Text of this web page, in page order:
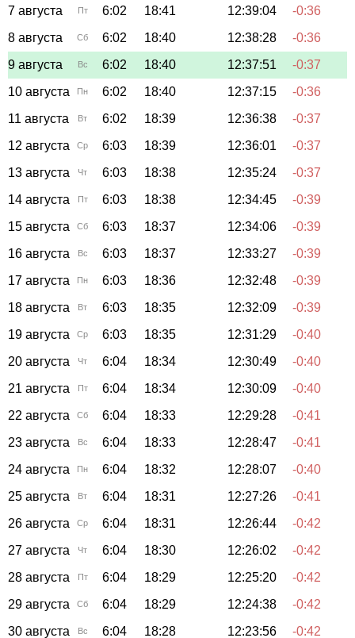
7 августа
Пт 6:02 18:41 12:39:04
-0:36
8 августа
Сб 6:02 18:40 12:38:28
-0:36
9 августа
Вс 6:02 18:40 12:37:51
-0:37
10 августа
Пн 6:02 18:40 12:37:15
-0:36
11 августа
Вт 6:02 18:39 12:36:38
-0:37
12 августа
Ср 6:03 18:39 12:36:01
-0:37
13 августа
Чт 6:03 18:38 12:35:24
-0:37
14 августа
Пт 6:03 18:38 12:34:45
-0:39
15 августа
Сб 6:03 18:37 12:34:06
-0:39
16 августа
Вс 6:03 18:37 12:33:27
-0:39
17 августа
Пн 6:03 18:36 12:32:48
-0:39
18 августа
Вт 6:03 18:35 12:32:09
-0:39
19 августа
Ср 6:03 18:35 12:31:29
-0:40
20 августа
Чт 6:04 18:34 12:30:49
-0:40
21 августа
Пт 6:04 18:34 12:30:09
-0:40
22 августа
Сб 6:04 18:33 12:29:28
-0:41
23 августа
Вс 6:04 18:33 12:28:47
-0:41
24 августа
Пн 6:04 18:32 12:28:07
-0:40
25 августа
Вт 6:04 18:31 12:27:26
-0:41
26 августа
Ср 6:04 18:31 12:26:44
-0:42
27 августа
Чт 6:04 18:30 12:26:02
-0:42
28 августа
Пт 6:04 18:29 12:25:20
-0:42
29 августа
Сб 6:04 18:29 12:24:38
-0:42
30 августа
Вс 6:04 18:28 12:23:56 -0:42